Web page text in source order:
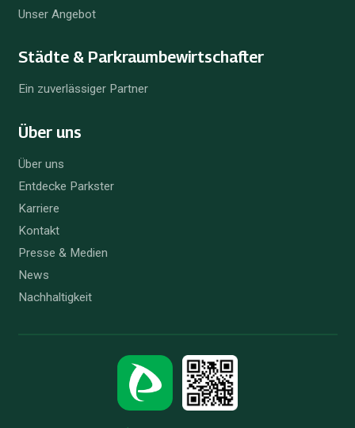
Unser Angebot
Städte & Parkraum­bewirtschafter
Ein zuverlässiger Partner
Über uns
Über uns
Entdecke Parkster
Karriere
Kontakt
Presse & Medien
News
Nachhaltigkeit